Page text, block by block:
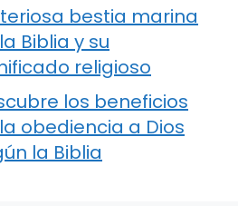
bestia marina
Biblia y su
religioso
los beneficios
obediencia a Dios
la Biblia